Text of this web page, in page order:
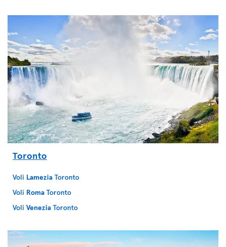
Toronto
Voli Lamezia Toronto
Voli Roma Toronto
Voli Venezia Toronto